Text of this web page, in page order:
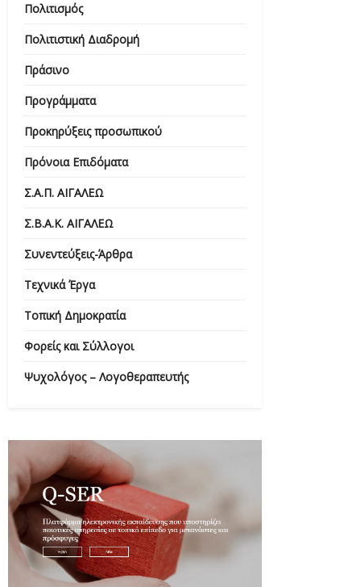
Πολιτισμός
Πολιτιστική Διαδρομή
Πράσινο
Προγράμματα
Προκηρύξεις προσωπικού
Πρόνοια Επιδόματα
Σ.Α.Π. ΑΙΓΑΛΕΩ
Σ.Β.Α.Κ. ΑΙΓΑΛΕΩ
Συνεντεύξεις-Άρθρα
Τεχνικά Έργα
Τοπική Δημοκρατία
Φορείς και Σύλλογοι
Ψυχολόγος – Λογοθεραπευτής